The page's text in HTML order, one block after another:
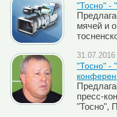
"Тосно" -
мячей и
"Тосно" -
пресс-
"Тосно",